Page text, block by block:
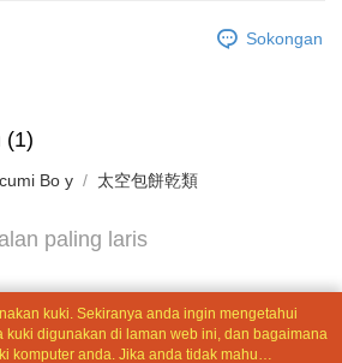
mungkin mengambil masa yang lebih
pengguna kali pertama boleh sehingga
sebenar yang diluluskan akan berdasarkan
oleh AFTEE.
untuk ahli Taiwan.
membuat bil kepada pengguna. AFTEE
yang dikumpul (termasuk nama
Sokongan
(1)
Bo y 太空包餅乾類
paling laris
kuki. Sekiranya anda ingin mengetahui
kuki digunakan di laman web ini, dan bagaimana
komputer anda. Jika anda tidak mahu